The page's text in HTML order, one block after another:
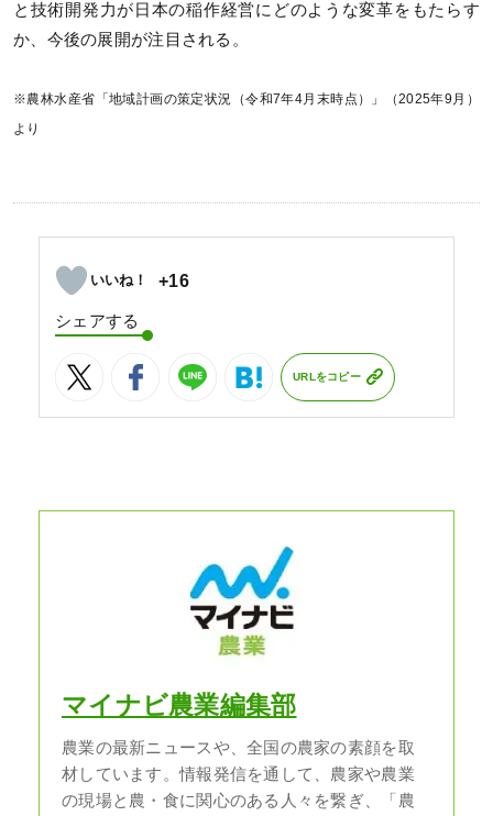
と技術開発力が日本の稲作経営にどのような変革をもたらす
か、今後の展開が注目される。
※農林水産省「地域計画の策定状況（令和7年4月末時点）」（2025年9月）
より
+16
シェアする
URLをコピー
マイナビ農業編集部
農業の最新ニュースや、全国の農家の素顔を取
材しています。情報発信を通して、農家や農業
の現場と農・食に関心のある人々を繋ぎ、「農